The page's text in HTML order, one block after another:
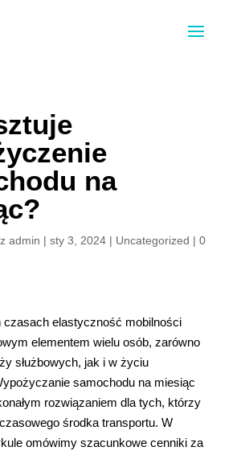
na
admin | sty 3, 2024| Uncategorized | 0
elastyczność mobilności
elementem wielu osób, zarówno
służbowych, jak i w życiu
samochodu na miesiąc
rozwiązaniem dla tych, którzy
środka transportu. W
omówimy szacunkowe cenniki za